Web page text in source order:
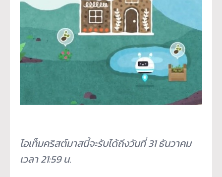
ไอเท็มคริสต์มาสนี้จะรับได้ถึงวันที่ 31 ธันวาคม
เวลา 21:59 น.